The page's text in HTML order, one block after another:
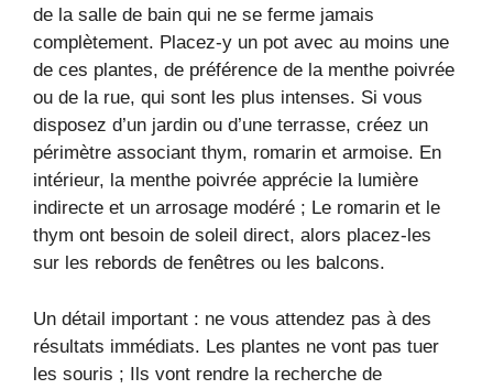
de la salle de bain qui ne se ferme jamais
complètement. Placez-y un pot avec au moins une
de ces plantes, de préférence de la menthe poivrée
ou de la rue, qui sont les plus intenses. Si vous
disposez d’un jardin ou d’une terrasse, créez un
périmètre associant thym, romarin et armoise. En
intérieur, la menthe poivrée apprécie la lumière
indirecte et un arrosage modéré ; Le romarin et le
thym ont besoin de soleil direct, alors placez-les
sur les rebords de fenêtres ou les balcons.
Un détail important : ne vous attendez pas à des
résultats immédiats. Les plantes ne vont pas tuer
les souris ; Ils vont rendre la recherche de